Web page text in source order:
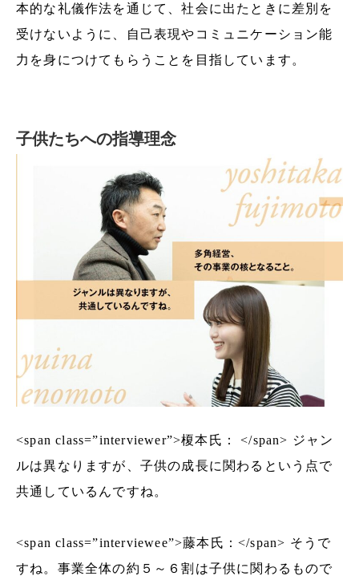
本的な礼儀作法を通じて、社会に出たときに差別を
受けないように、自己表現やコミュニケーション能
力を身につけてもらうことを目指しています。
子供たちへの指導理念
<span class=”interviewer”>榎本氏： </span> ジャン
ルは異なりますが、子供の成長に関わるという点で
共通しているんですね。
<span class=”interviewee”>藤本氏：</span> そうで
すね。事業全体の約５～６割は子供に関わるもので